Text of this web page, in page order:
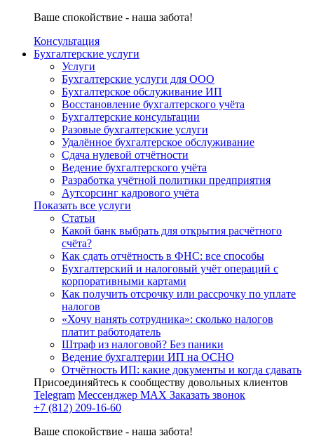
Ваше спокойствие - наша забота!
Консультация
Бухгалтерские услуги
Услуги
Бухгалтерские услуги для ООО
Бухгалтерское обслуживание ИП
Восстановление бухгалтерского учёта
Бухгалтерские консультации
Разовые бухгалтерские услуги
Удалённое бухгалтерское обслуживание
Сдача нулевой отчётности
Ведение бухгалтерского учёта
Разработка учётной политики предприятия
Аутсорсинг кадрового учёта
Показать все услуги
Статьи
Какой банк выбрать для открытия расчётного
счёта?
Как сдать отчётность в ФНС: все способы
Бухгалтерский и налоговый учёт операций с
корпоративными картами
Как получить отсрочку или рассрочку по уплате
налогов
«Хочу нанять сотрудника»: сколько налогов
платит работодатель
Штраф из налоговой? Без паники
Ведение бухгалтерии ИП на ОСНО
Отчётность ИП: какие документы и когда сдавать
Присоединяйтесь к сообществу довольных клиентов
Telegram Мессенджер MAX Заказать звонок
+7 (812) 209-16-60
Ваше спокойствие - наша забота!